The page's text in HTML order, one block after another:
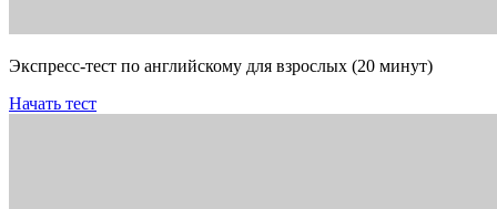
Экспресс-тест по английскому для взрослых (20 минут)
Начать тест